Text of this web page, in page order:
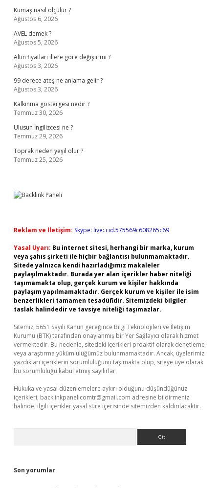
Kumaş nasıl ölçülür ?
Ağustos 6, 2026
AVEL demek ?
Ağustos 5, 2026
Altın fiyatları illere göre değişir mi ?
Ağustos 3, 2026
99 derece ateş ne anlama gelir ?
Ağustos 3, 2026
Kalkınma göstergesi nedir ?
Temmuz 30, 2026
Ulusun İngilizcesi ne ?
Temmuz 29, 2026
Toprak neden yeşil olur ?
Temmuz 25, 2026
Reklam ve İletişim: Skype: live:.cid.575569c608265c69
Yasal Uyarı: Bu internet sitesi, herhangi bir marka, kurum
veya şahıs şirketi ile hiçbir bağlantısı bulunmamaktadır.
Sitede yalnızca kendi hazırladığımız makaleler
paylaşılmaktadır. Burada yer alan içerikler haber niteliği
taşımamakta olup, gerçek kurum ve kişiler hakkında
paylaşım yapılmamaktadır. Gerçek kurum ve kişiler ile isim
benzerlikleri tamamen tesadüfidir. Sitemizdeki bilgiler
taslak halindedir ve tavsiye niteliği taşımazlar.
Sitemiz, 5651 Sayılı Kanun gereğince Bilgi Teknolojileri ve İletişim
Kurumu (BTK) tarafından onaylanmış bir Yer Sağlayıcı olarak hizmet
vermektedir. Bu nedenle, sitedeki içerikleri proaktif olarak denetleme
veya araştırma yükümlülüğümüz bulunmamaktadır. Ancak, üyelerimiz
yazdıkları içeriklerin sorumluluğunu taşımakta olup, siteye üye olarak
bu sorumluluğu kabul etmiş sayılırlar.
Hukuka ve yasal düzenlemelere aykırı olduğunu düşündüğünüz
içerikleri, backlinkpanelicomtr@gmail.com adresine bildirmeniz
halinde, ilgili içerikler yasal süre içerisinde sitemizden kaldırılacaktır.
Son yorumlar